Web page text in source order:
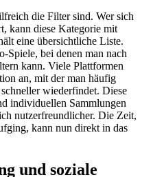
die Filter sind. Wer sich
kann diese Kategorie mit
eine übersichtliche Liste.
Spiele, bei denen man nach
kann. Viele Plattformen
an, mit der man häufig
wiederfindet. Diese
individuellen Sammlungen
nutzerfreundlicher. Die Zeit,
kann nun direkt in das
und soziale